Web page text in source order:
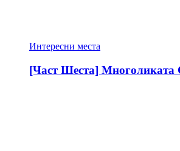
Интересни места
[Част Шеста] Многоликата